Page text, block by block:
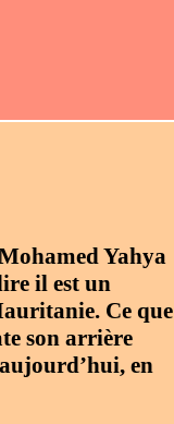
Yahya
il est un
Ce que
son arrière
en